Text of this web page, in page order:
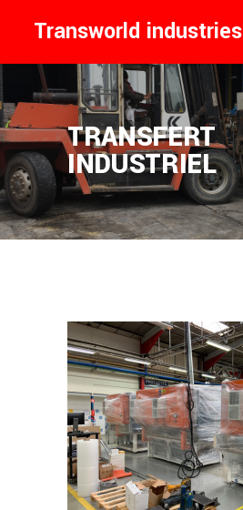
Transworld industries
TRANSFERT
INDUSTRIEL